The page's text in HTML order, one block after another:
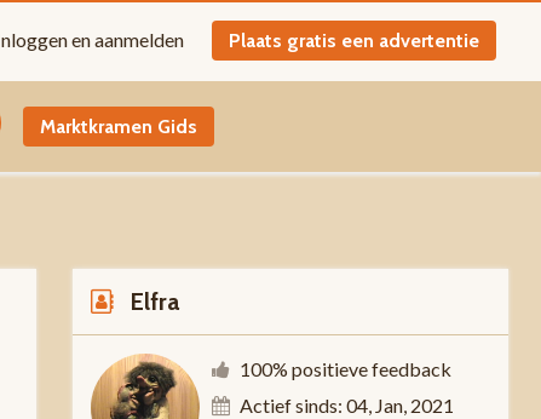
en aanmelden Plaats gratis een advertentie
Marktkramen Gids
Elfra
100% positieve feedback
Actief sinds: 04, Jan, 2021